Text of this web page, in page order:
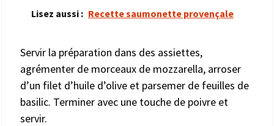
Lisez aussi : Recette saumonette provençale
Servir la préparation dans des assiettes,
agrémenter de morceaux de mozzarella, arroser
d’un filet d’huile d’olive et parsemer de feuilles de
basilic. Terminer avec une touche de poivre et
servir.